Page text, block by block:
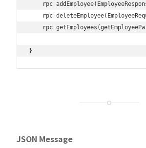
rpc
rpc
rpc
JSON Message